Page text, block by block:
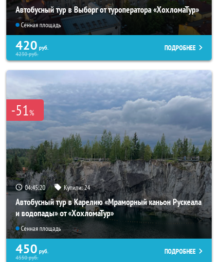
Автобусный тур в Выборг от туроператора «ХохломаТур»
Сенная площадь
420 руб.
4230руб.
ПОДРОБНЕЕ
-51%
04:45:18 Купили:24
Автобусный тур в Карелию «Мраморный каньон Рускеала
и водопады» от «ХохломаТур»
Сенная площадь
450 руб.
4550руб.
ПОДРОБНЕЕ